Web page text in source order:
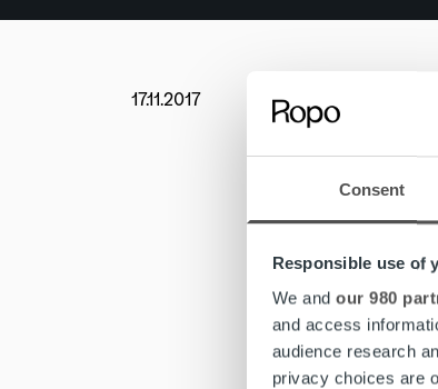
Consent
Responsible use of
We and our 980
and access
audience research
privacy choices are
17.11.2017